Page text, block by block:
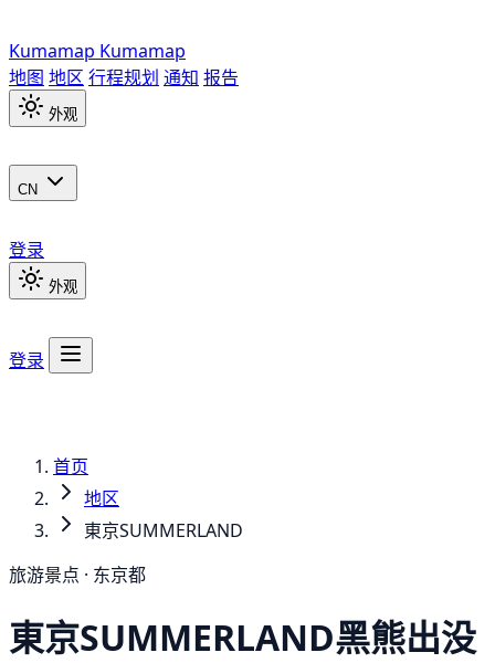
Kumamap Kumamap
地图 地区 行程规划 通知 报告
外观
CN
登录
外观
登录
首页
地区
東京SUMMERLAND
旅游景点 · 东京都
東京SUMMERLAND黑熊出没